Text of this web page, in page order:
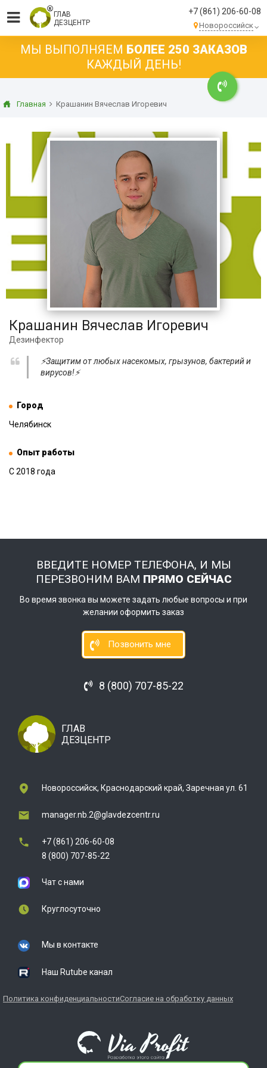
ГЛАВ
ДЕЗЦЕНТР
+7 (861) 206-60-08
Новороссийск
МЫ ВЫПОЛНЯЕМ БОЛЕЕ 250 ЗАКАЗОВ
КАЖДЫЙ ДЕНЬ!
Главная Крашанин Вячеслав Игоревич
Крашанин Вячеслав Игоревич
Дезинфектор
⚡Защитим от любых насекомых, грызунов, бактерий и
вирусов!⚡
Город
Челябинск
Опыт работы
С 2018 года
ВВЕДИТЕ НОМЕР ТЕЛЕФОНА, И МЫ
ПЕРЕЗВОНИМ ВАМ ПРЯМО СЕЙЧАС
Во время звонка вы можете задать любые вопросы и при
желании оформить заказ
Позвонить мне
8 (800) 707-85-22
ГЛАВ
ДЕЗЦЕНТР
Новороссийск, Краснодарский край, Заречная ул. 61
manager.nb.2@glavdezcentr.ru
+7 (861) 206-60-08
8 (800) 707-85-22
Чат с нами
Круглосуточно
Мы в контакте
Наш Rutube канал
Политика конфиденциальностиСогласие на обработку данных